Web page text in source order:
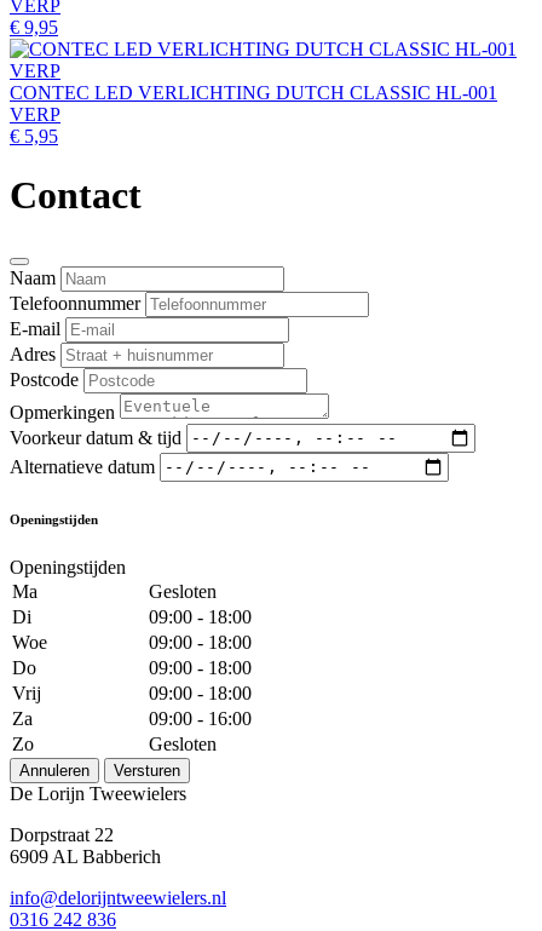
VERP
€ 9,95
CONTEC LED VERLICHTING DUTCH CLASSIC HL-001
VERP
€ 5,95
Contact
Naam
Telefoonnummer
E-mail
Adres
Postcode
Opmerkingen
Voorkeur datum & tijd
Alternatieve datum
Openingstijden
Openingstijden
Ma
Gesloten
Di
09:00 - 18:00
Woe
09:00 - 18:00
Do
09:00 - 18:00
Vrij
09:00 - 18:00
Za
09:00 - 16:00
Zo
Gesloten
Annuleren Versturen
De Lorijn Tweewielers
Dorpstraat 22
6909 AL Babberich
info@delorijntweewielers.nl
0316 242 836